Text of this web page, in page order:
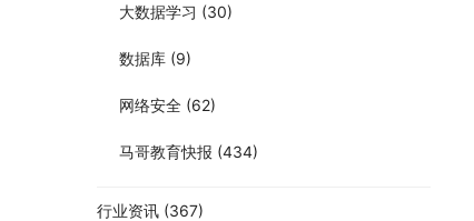
大数据学习 (30)
数据库 (9)
网络安全 (62)
马哥教育快报 (434)
行业资讯 (367)